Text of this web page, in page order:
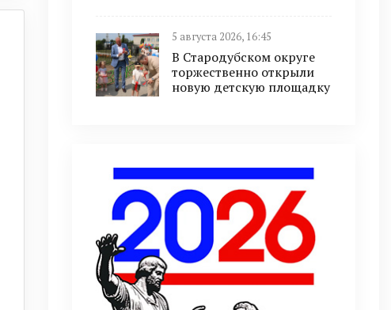
5 августа 2026, 16:45
В Стародубском округе
торжественно открыли
новую детскую площадку